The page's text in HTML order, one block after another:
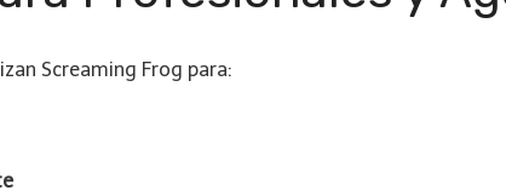
Screaming Frog para: